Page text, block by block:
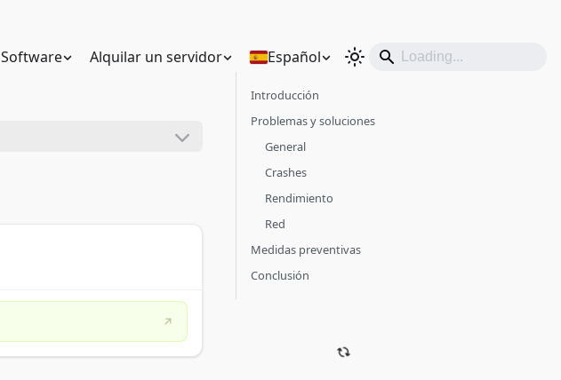
Software Alquilar un servidor Español
Introducción
Problemas y soluciones
General
Crashes
Rendimiento
Red
Medidas preventivas
Conclusión